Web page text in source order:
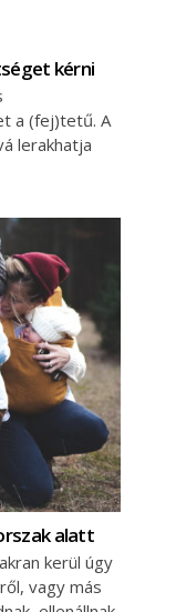
kérni
a (fej)tetű. A
lerakhatja
alatt
kerül úgy
vagy más